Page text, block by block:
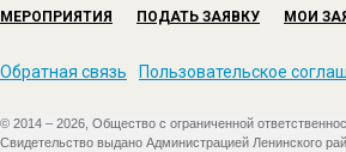
МЕРОПРИЯТИЯ ПОДАТЬ ЗАЯВКУ МОИ
Обратная связь Пользовательское
© 2014 – 2026, Общество с ограниченной
Свидетельство выдано Администрацией Ленинского